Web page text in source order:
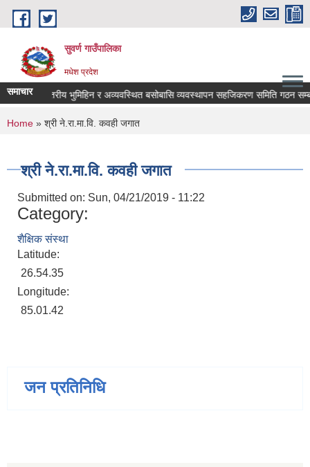
Skip to main content
सुवर्ण गाउँपालिका
मधेश प्रदेश
समाचारवडा स्तरीय भुमिहिन र अव्यवस्थित बसोबासि व्यवस्थापन सहजिकरण समिति गठन
You are here
Home » श्री ने.रा.मा.वि. कवही जगात
श्री ने.रा.मा.वि. कवही जगात
Submitted on: Sun, 04/21/2019 - 11:22
Category:
शैक्षिक संस्था
Latitude:
26.54.35
Longitude:
85.01.42
जन प्रतिनिधि